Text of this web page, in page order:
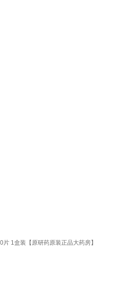
1盒装【原研药原装正品大药房】